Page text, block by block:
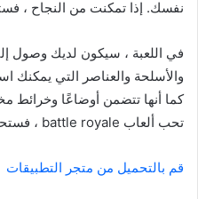
نفسك. إذا تمكنت من النجاح ،
في اللعبة ، سيكون لديك وصول
والأسلحة والعناصر التي يمكنك
كما أنها تتضمن أوضاعًا وخرائط
تحب ألعاب battle royale ، فستحب PUBG Mobile.
قم بالتحميل من متجر التطبيقات